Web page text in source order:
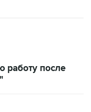
работу после